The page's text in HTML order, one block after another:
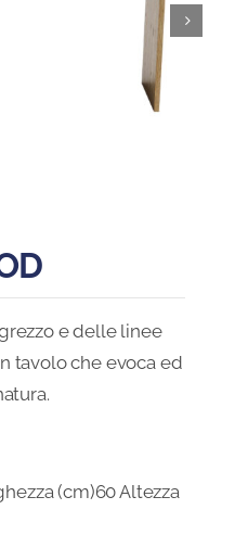
e delle linee
tavolo che evoca ed
(cm)60 Altezza